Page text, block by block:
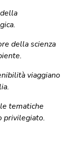
della scienza
viaggiano
tematiche
privilegiato.